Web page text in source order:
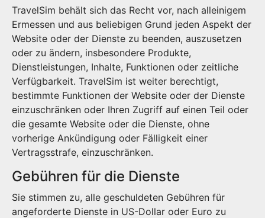
TravelSim behält sich das Recht vor, nach alleinigem
Ermessen und aus beliebigen Grund jeden Aspekt der
Website oder der Dienste zu beenden, auszusetzen
oder zu ändern, insbesondere Produkte,
Dienstleistungen, Inhalte, Funktionen oder zeitliche
Verfügbarkeit. TravelSim ist weiter berechtigt,
bestimmte Funktionen der Website oder der Dienste
einzuschränken oder Ihren Zugriff auf einen Teil oder
die gesamte Website oder die Dienste, ohne
vorherige Ankündigung oder Fälligkeit einer
Vertragsstrafe, einzuschränken.
Gebühren für die Dienste
Sie stimmen zu, alle geschuldeten Gebühren für
angeforderte Dienste in US-Dollar oder Euro zu